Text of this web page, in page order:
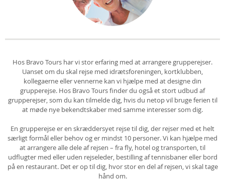
Hos Bravo Tours har vi stor erfaring med at arrangere grupperejser.
Uanset om du skal rejse med idrætsforeningen, kortklubben,
kollegaerne eller vennerne kan vi hjælpe med at designe din
grupperejse. Hos Bravo Tours finder du også et stort udbud af
grupperejser, som du kan tilmelde dig, hvis du netop vil bruge ferien til
at møde nye bekendtskaber med samme interesser som dig.
En grupperejse er en skræddersyet rejse til dig, der rejser med et helt
særligt formål eller behov og er mindst 10 personer. Vi kan hjælpe med
at arrangere alle dele af rejsen – fra fly, hotel og transporten, til
udflugter med eller uden rejseleder, bestilling af tennisbaner eller bord
på en restaurant. Det er op til dig, hvor stor en del af rejsen, vi skal tage
hånd om.